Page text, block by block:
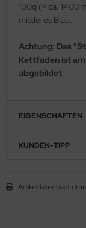
100g (= ca. 1400
mittleres Blau.
Achtung: Das
Kettfaden ist
abgebildet
EIGENSCHAFTEN
KUNDEN-TIPP
Artikeldatenblatt